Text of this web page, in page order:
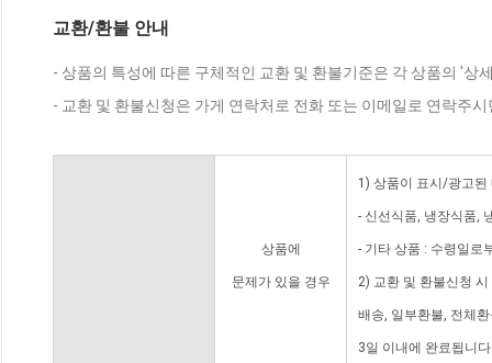
교환/환불 안내
- 상품의 특성에 따른 구체적인 교환 및 환불기준은 각 상품의 '상
- 교환 및 환불신청은 가게 연락처로 전화 또는 이메일로 연락주
상품에
문제가 있을 경우
1) 상품이 표시/광고된
- 신선식품, 냉장식품,
- 기타 상품 : 수령일로
2) 교환 및 환불신청
배송, 일부환불, 전체
3일 이내에 완료됩니